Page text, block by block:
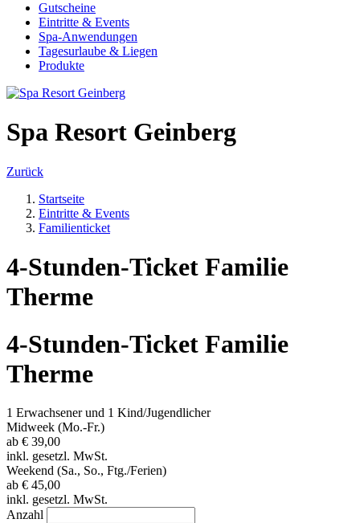
Gutscheine
Eintritte & Events
Spa-Anwendungen
Tagesurlaube & Liegen
Produkte
Spa Resort Geinberg
Zurück
Startseite
Eintritte & Events
Familienticket
4-Stunden-Ticket Familie
Therme
4-Stunden-Ticket Familie
Therme
1 Erwachsener und 1 Kind/Jugendlicher
Midweek (Mo.-Fr.)
ab € 39,00
inkl. gesetzl. MwSt.
Weekend (Sa., So., Ftg./Ferien)
ab € 45,00
inkl. gesetzl. MwSt.
Anzahl